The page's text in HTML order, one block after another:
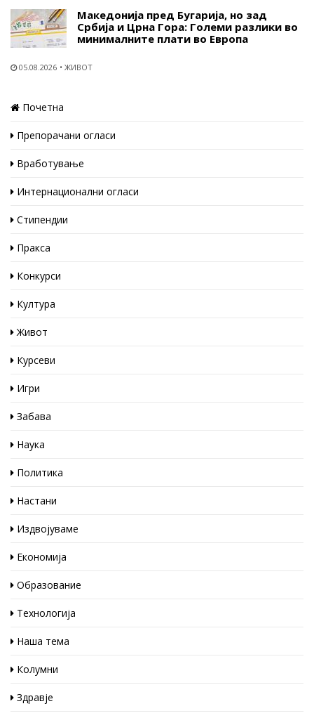
Македонија пред Бугарија, но зад
Србија и Црна Гора: Големи разлики во
минималните плати во Европа
05.08.2026 ЖИВОТ
Почетна
Препорачани огласи
Вработување
Интернационални огласи
Стипендии
Пракса
Конкурси
Култура
Живот
Курсеви
Игри
Забава
Наука
Политика
Настани
Издвојуваме
Економија
Образование
Технологија
Наша тема
Колумни
Здравје